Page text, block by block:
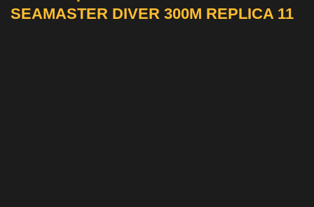
SEAMASTER DIVER 300M REPLICA 11